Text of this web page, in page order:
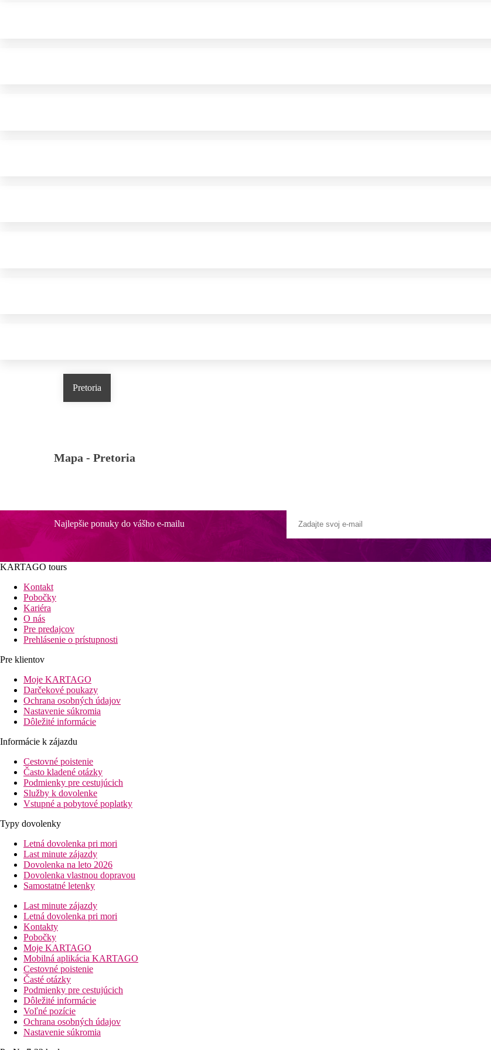
Pretoria
Mapa - Pretoria
Najlepšie ponuky do vášho e-mailu
KARTAGO tours
Kontakt
Pobočky
Kariéra
O nás
Pre predajcov
Prehlásenie o prístupnosti
Pre klientov
Moje KARTAGO
Darčekové poukazy
Ochrana osobných údajov
Nastavenie súkromia
Dôležité informácie
Informácie k zájazdu
Cestovné poistenie
Často kladené otázky
Podmienky pre cestujúcich
Služby k dovolenke
Vstupné a pobytové poplatky
Typy dovolenky
Letná dovolenka pri mori
Last minute zájazdy
Dovolenka na leto 2026
Dovolenka vlastnou dopravou
Samostatné letenky
Last minute zájazdy
Letná dovolenka pri mori
Kontakty
Pobočky
Moje KARTAGO
Mobilná aplikácia KARTAGO
Cestovné poistenie
Časté otázky
Podmienky pre cestujúcich
Dôležité informácie
Voľné pozície
Ochrana osobných údajov
Nastavenie súkromia